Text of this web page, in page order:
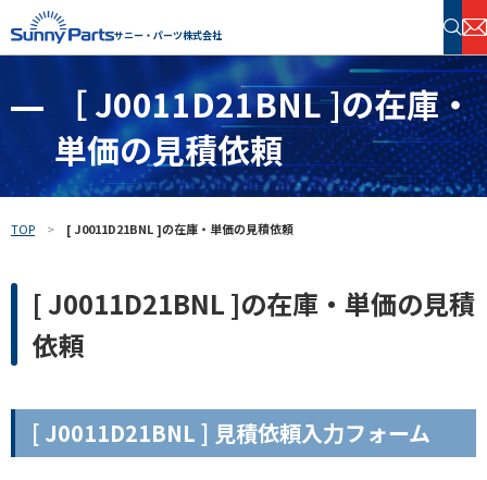
サニー・パーツ株式会社
半導体・電子部品 在庫検索
フリーワードで探す
［ J0011D21BNL ]の在庫・
単価の見積依頼
TOP [ J0011D21BNL ]の在庫・単価の見積依頼
[ J0011D21BNL ]の在庫・単価の見積
依頼
[ J0011D21BNL ] 見積依頼入力フォーム